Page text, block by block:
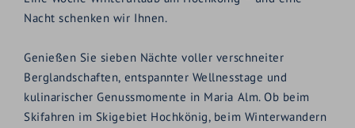
Nacht schenken wir Ihnen.
Genießen Sie sieben Nächte voller verschneiter
Berglandschaften, entspannter Wellnesstage und
kulinarischer Genussmomente in Maria Alm. Ob beim
Skifahren im Skigebiet Hochkönig, beim Winterwandern